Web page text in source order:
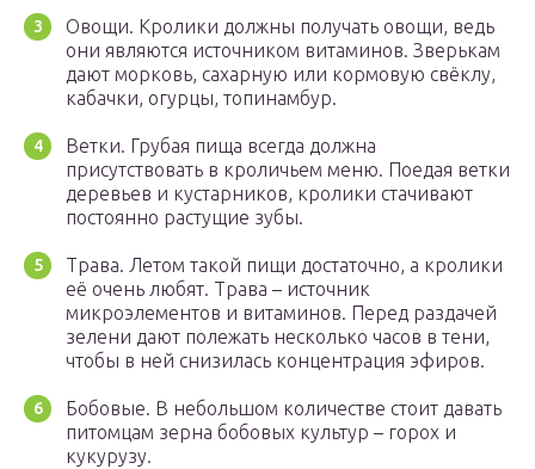
Овощи. Кролики должны получать овощи, ведь
они являются источником витаминов. Зверькам
дают морковь, сахарную или кормовую свёклу,
кабачки, огурцы, топинамбур.
Ветки. Грубая пища всегда должна
присутствовать в кроличьем меню. Поедая ветки
деревьев и кустарников, кролики стачивают
постоянно растущие зубы.
Трава. Летом такой пищи достаточно, а кролики
её очень любят. Трава – источник
микроэлементов и витаминов. Перед раздачей
зелени дают полежать несколько часов в тени,
чтобы в ней снизилась концентрация эфиров.
Бобовые. В небольшом количестве стоит давать
питомцам зерна бобовых культур – горох и
кукурузу.